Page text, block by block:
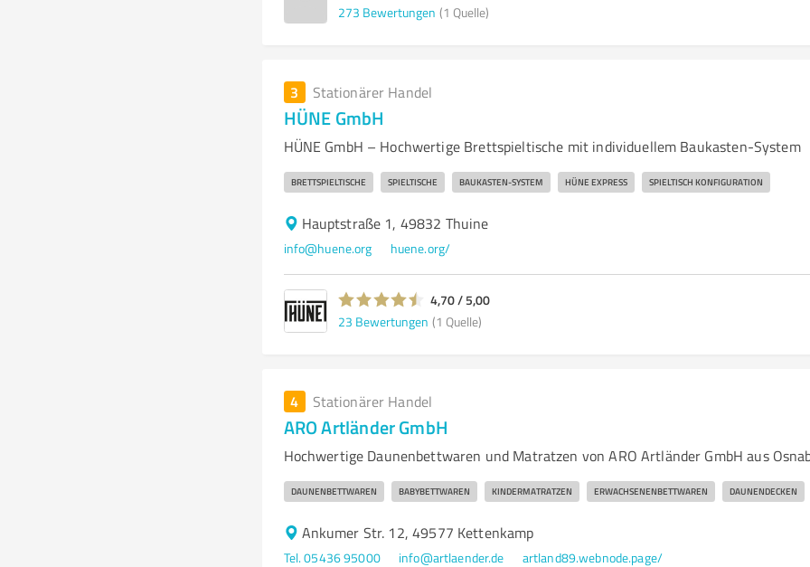
273 Bewertungen (1 Quelle)
3 Stationärer Handel
HÜNE GmbH
HÜNE GmbH – Hochwertige Brettspieltische mit individuellem Baukasten-System
BRETTSPIELTISCHE SPIELTISCHE BAUKASTEN-SYSTEM HÜNE EXPRESS SPIELTISCH KONFIGURATION
Hauptstraße 1, 49832 Thuine
info@huene.org huene.org/
4,70 / 5,00
23 Bewertungen (1 Quelle)
4 Stationärer Handel
ARO Artländer GmbH
Hochwertige Daunenbettwaren und Matratzen von ARO Artländer GmbH aus
DAUNENBETTWAREN BABYBETTWAREN KINDERMATRATZEN ERWACHSENENBETTWAREN DAUNENDECKEN
Ankumer Str. 12, 49577 Kettenkamp
Tel. 05436 95000 info@artlaender.de artland89.webnode.page/